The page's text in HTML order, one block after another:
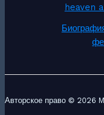
heaven
Авторское право © 2026